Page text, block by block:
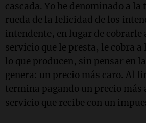
cascada. Yo he denominado a
rueda de la felicidad de los
intendente, en lugar de cobrarle
servicio que le presta, le cobra a
lo que producen, sin pensar en
genera: un precio más caro. Al
termina pagando un precio más
servicio que recibe con un